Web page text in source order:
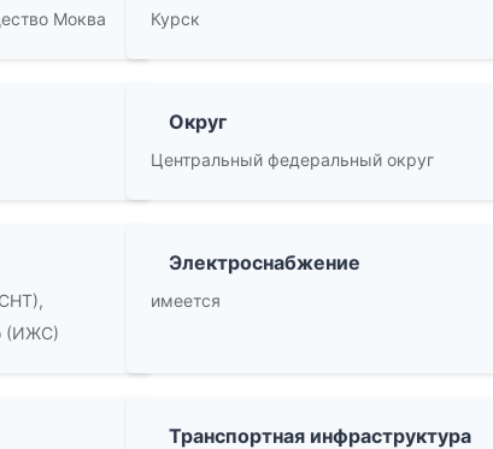
Моква Курск
Округ
Центральный федеральный округ
(ИЖС)
Электроснабжение
имеется
Транспортная инфраструктура